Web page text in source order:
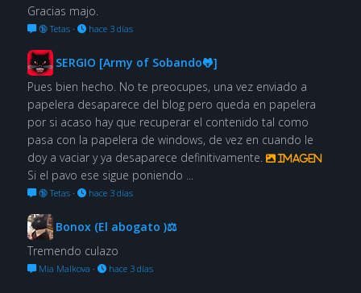
Gracias majo.
🔞 Tetas· hace 3 días
SERGIO [Army of Sobando🐸]
Pues bien hecho. No te preocupes, una vez enviado a
papelera desaparece del blog pero queda en papelera
por si acaso hay que recuperar el contenido tal como
pasa con la papelera de windows, de vez en cuando le
doy a vaciar y ya desaparece definitivamente.
Imagen
Si el pavo ese sigue poniendo ...
🔞 Tetas· hace 3 días
Bonox (El abogato )⚖
Tremendo culazo
Mia Malkova · hace 3 días